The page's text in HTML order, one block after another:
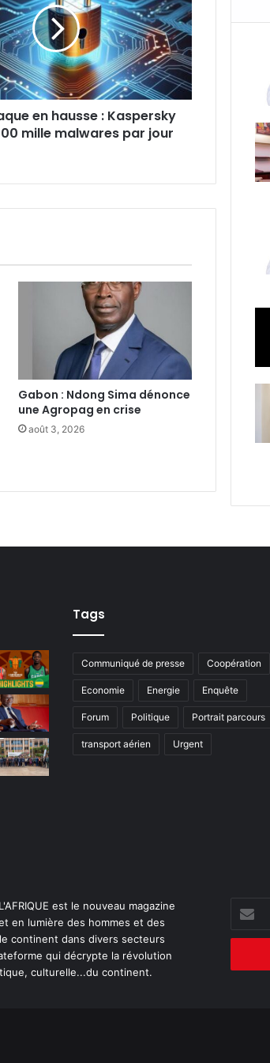
en hausse : Kaspersky
mille malwares par jour
Gabon : Ndong Sima dénonce
une Agropag en crise
août 3, 2026
Tags
Communiqué de presse Coopération
Economie Energie Enquête
Forum Politique Portrait parcours
transport aérien Urgent
est le nouveau magazine
en lumière des hommes et des
continent dans divers secteurs
qui décrypte la révolution
culturelle...du continent.
votre
adresse